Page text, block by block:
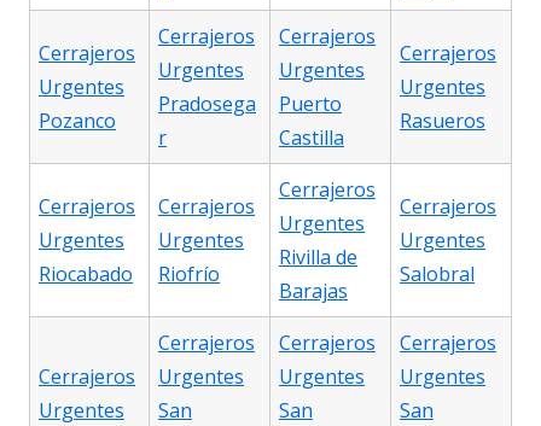
Cerrajeros
Urgentes
Pozanco
Cerrajeros
Urgentes
Pradosega
r
Cerrajeros
Urgentes
Puerto
Castilla
Cerrajeros
Urgentes
Rasueros
Cerrajeros
Urgentes
Riocabado
Cerrajeros
Urgentes
Riofrío
Cerrajeros
Urgentes
Rivilla de
Barajas
Cerrajeros
Urgentes
Salobral
Cerrajeros
Urgentes
Cerrajeros
Urgentes
San
Cerrajeros
Urgentes
San
Cerrajeros
Urgentes
San